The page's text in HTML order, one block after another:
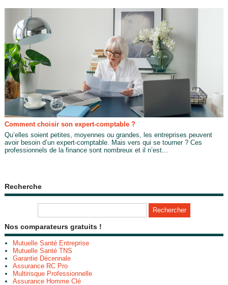
Comment choisir son expert-comptable ?
Qu’elles soient petites, moyennes ou grandes, les entreprises peuvent
avoir besoin d’un expert-comptable. Mais vers qui se tourner ? Ces
professionnels de la finance sont nombreux et il n’est...
Recherche
Nos comparateurs gratuits !
Mutuelle Santé Entreprise
Mutuelle Santé TNS
Garantie Décennale
Assurance RC Pro
Multirisque Professionnelle
Assurance Homme Clé